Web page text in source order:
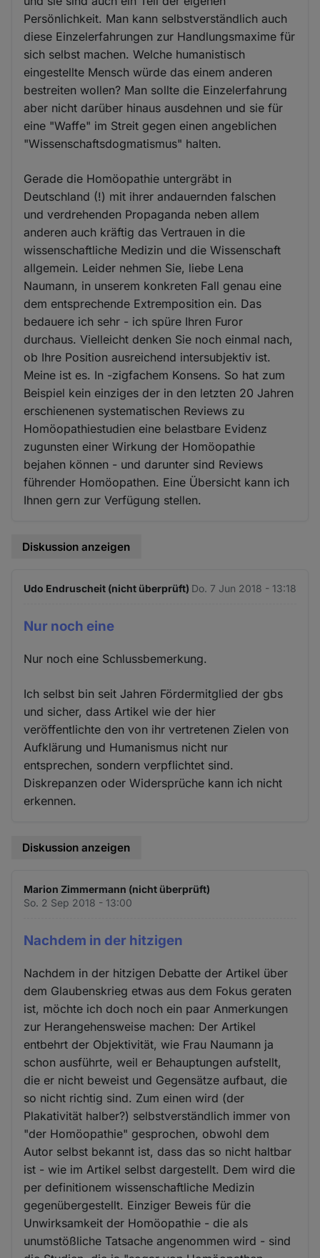
Persönlichkeit. Man kann selbstverständlich auch
diese Einzelerfahrungen zur Handlungsmaxime für
sich selbst machen. Welche humanistisch
eingestellte Mensch würde das einem anderen
bestreiten wollen? Man sollte die Einzelerfahrung
aber nicht darüber hinaus ausdehnen und sie für
eine "Waffe" im Streit gegen einen angeblichen
"Wissenschaftsdogmatismus" halten.
Gerade die Homöopathie untergräbt in
Deutschland (!) mit ihrer andauernden falschen
und verdrehenden Propaganda neben allem
anderen auch kräftig das Vertrauen in die
wissenschaftliche Medizin und die Wissenschaft
allgemein. Leider nehmen Sie, liebe Lena
Naumann, in unserem konkreten Fall genau eine
dem entsprechende Extremposition ein. Das
bedauere ich sehr - ich spüre Ihren Furor
durchaus. Vielleicht denken Sie noch einmal nach,
ob Ihre Position ausreichend intersubjektiv ist.
Meine ist es. In -zigfachem Konsens. So hat zum
Beispiel kein einziges der in den letzten 20 Jahren
erschienenen systematischen Reviews zu
Homöopathiestudien eine belastbare Evidenz
zugunsten einer Wirkung der Homöopathie
bejahen können - und darunter sind Reviews
führender Homöopathen. Eine Übersicht kann ich
Ihnen gern zur Verfügung stellen.
Diskussion anzeigen
Udo Endruscheit (nicht überprüft) Do. 7 Jun 2018 - 13:18
Nur noch eine
Nur noch eine Schlussbemerkung.
Ich selbst bin seit Jahren Fördermitglied der gbs
und sicher, dass Artikel wie der hier
veröffentlichte den von ihr vertretenen Zielen von
Aufklärung und Humanismus nicht nur
entsprechen, sondern verpflichtet sind.
Diskrepanzen oder Widersprüche kann ich nicht
erkennen.
Diskussion anzeigen
Marion Zimmermann (nicht überprüft)
So. 2 Sep 2018 - 13:00
Nachdem in der hitzigen
Nachdem in der hitzigen Debatte der Artikel über
dem Glaubenskrieg etwas aus dem Fokus geraten
ist, möchte ich doch noch ein paar Anmerkungen
zur Herangehensweise machen: Der Artikel
entbehrt der Objektivität, wie Frau Naumann ja
schon ausführte, weil er Behauptungen aufstellt,
die er nicht beweist und Gegensätze aufbaut, die
so nicht richtig sind. Zum einen wird (der
Plakativität halber?) selbstverständlich immer von
"der Homöopathie" gesprochen, obwohl dem
Autor selbst bekannt ist, dass das so nicht haltbar
ist - wie im Artikel selbst dargestellt. Dem wird die
per definitionem wissenschaftliche Medizin
gegenübergestellt. Einziger Beweis für die
Unwirksamkeit der Homöopathie - die als
unumstößliche Tatsache angenommen wird - sind